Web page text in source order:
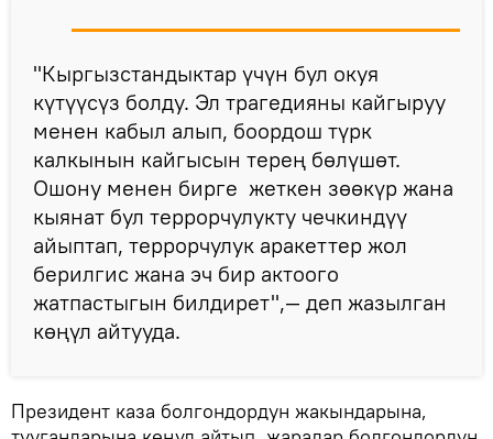
"Кыргызстандыктар үчүн бул окуя
күтүүсүз болду. Эл трагедияны кайгыруу
менен кабыл алып, боордош түрк
калкынын кайгысын терең бөлүшөт.
Ошону менен бирге жеткен зөөкүр жана
кыянат бул террорчулукту чечкиндүү
айыптап, террорчулук аракеттер жол
берилгис жана эч бир актоого
жатпастыгын билдирет",— деп жазылган
көңүл айтууда.
Президент каза болгондордун жакындарына,